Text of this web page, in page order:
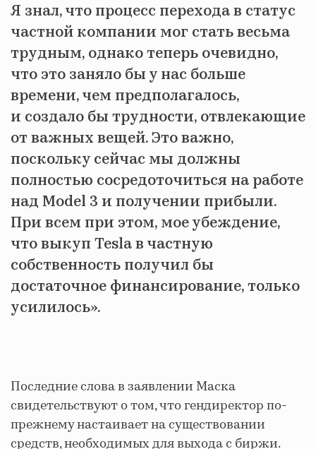
Я знал, что процесс перехода в статус
частной компании мог стать весьма
трудным, однако теперь очевидно,
что это заняло бы у нас больше
времени, чем предполагалось,
и создало бы трудности, отвлекающие
от важных вещей. Это важно,
поскольку сейчас мы должны
полностью сосредоточиться на работе
над Model 3 и получении прибыли.
При всем при этом, мое убеждение,
что выкуп Tesla в частную
собственность получил бы
достаточное финансирование, только
усилилось».
Последние слова в заявлении Маска
свидетельствуют о том, что гендиректор по-
прежнему настаивает на существовании
средств, необходимых для выхода с биржи.